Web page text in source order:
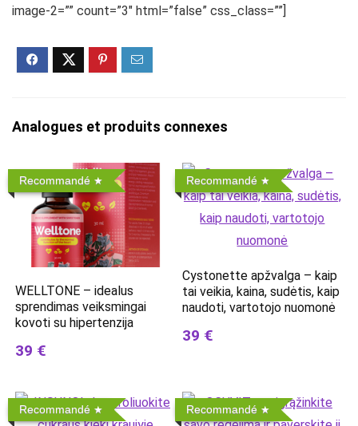
image-2=”” count=”3″ html=”false” css_class=””]
Analogues et produits connexes
Recommandé
WELLTONE – idealus
sprendimas veiksmingai
kovoti su hipertenzija
39 €
Recommandé
Cystonette apžvalga – kaip
tai veikia, kaina, sudėtis, kaip
naudoti, vartotojo nuomonė
39 €
Recommandé Recommandé